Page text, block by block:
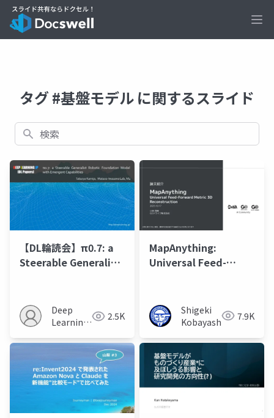
タグ #基盤モデル に関するスライド
検索
【DL輪読会】π0.7: a
Steerable Generalist
Emergent
Capabilities
Deep
Learning
2.5K
MapAnything:
Universal Feed-
Shigeki
Kobayashi
7.9K